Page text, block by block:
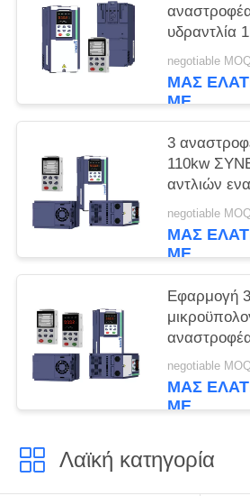
υδραντλία
7.5HP 10HP
negotiable
ΜΑΣ
ΜΕ
3
110kw
αντλιών
ρεύματος
με MPPT
negotiable
ΜΑΣ
ΜΕ
Εφαρμογή 3
με 99%
GPRS
negotiable
ΜΑΣ
ΜΕ
Λαϊκή κατηγορία